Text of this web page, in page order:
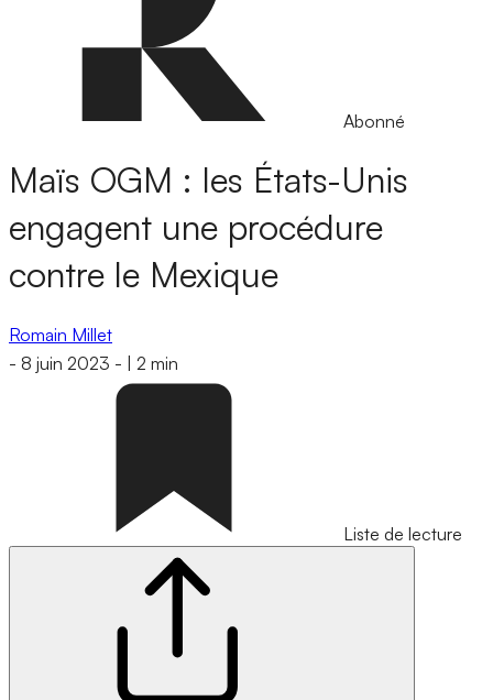
Abonné
Maïs OGM : les États-Unis
engagent une procédure
contre le Mexique
Romain Millet
- 8 juin 2023 - 2 min
Liste de lecture